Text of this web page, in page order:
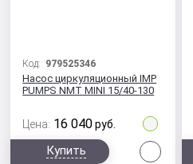
Код: 979525346
Насос циркуляционный IMP
PUMPS NMT MINI 15/40-130
Цена: 16 040 руб.
Купить